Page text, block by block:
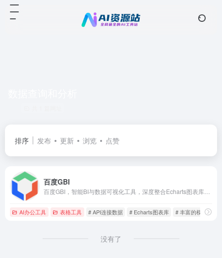
排序 发布 更新 浏览 点赞
百度GBI
AI办公工具 表格工具 # API连接数据 # Echarts图表库 # 丰富的模版与插
没有了